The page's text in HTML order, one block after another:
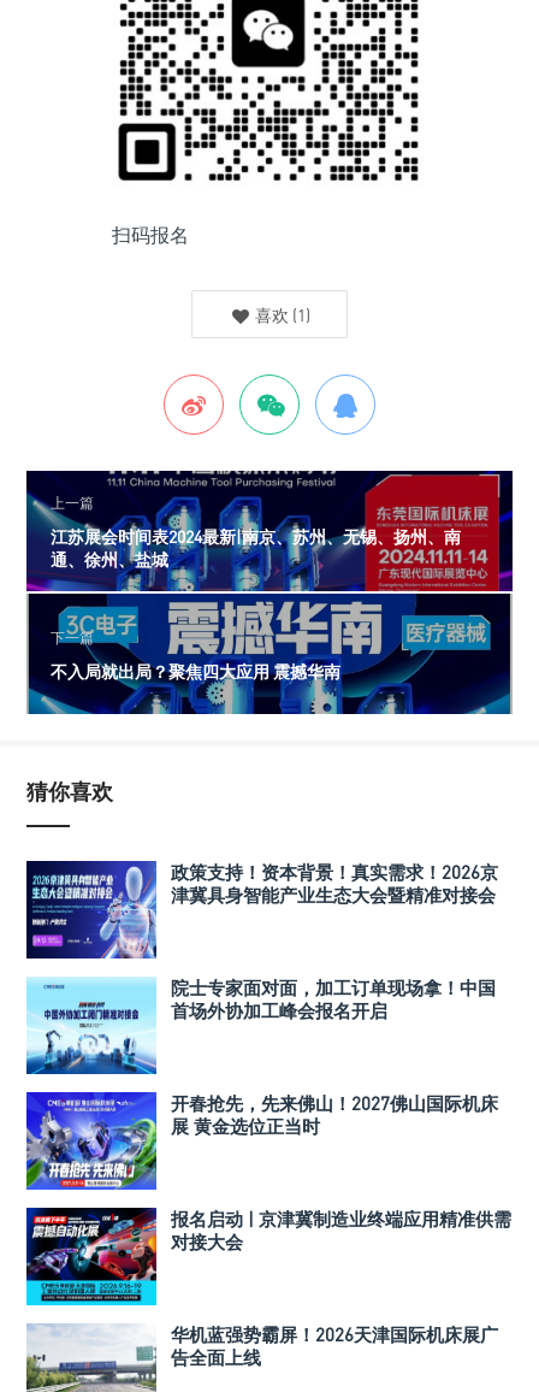
扫码报名
喜欢 (1)
上一篇
江苏展会时间表2024最新|南京、苏州、无锡、扬州、南
通、徐州、盐城
下一篇
不入局就出局？聚焦四大应用 震撼华南
猜你喜欢
政策支持！资本背景！真实需求！2026京
津冀具身智能产业生态大会暨精准对接会
院士专家面对面，加工订单现场拿！中国
首场外协加工峰会报名开启
开春抢先，先来佛山！2027佛山国际机床
展 黄金选位正当时
报名启动 | 京津冀制造业终端应用精准供需
对接大会
华机蓝强势霸屏！2026天津国际机床展广
告全面上线